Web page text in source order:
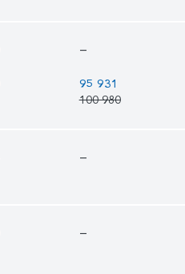
—
95 931
100 980
—
—